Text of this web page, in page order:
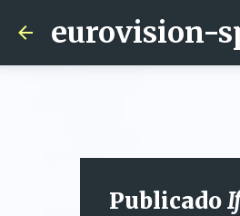
eurovision-
Publicado